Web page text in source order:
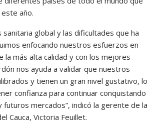
año.
sanitaria global y las dificultades que ha
enfocando nuestros esfuerzos en
la más alta calidad y con los mejores
nos ayuda a validar que nuestros
y tienen un gran nivel gustativo, lo
confianza para continuar conquistando
futuros mercados”, indicó la gerente de la
Cauca, Victoria Feuillet.